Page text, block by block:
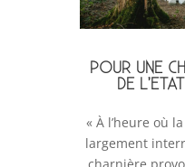
POUR UNE
DE
« À l’heure où
largement